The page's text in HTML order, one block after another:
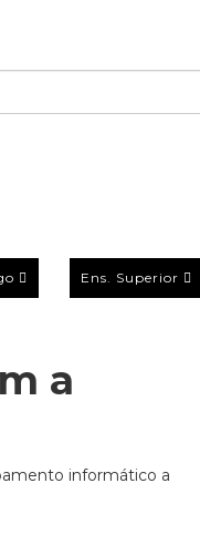
Ens. Superior
a
informático a